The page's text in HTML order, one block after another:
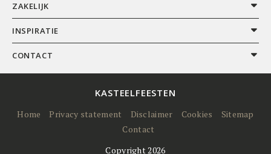
ZAKELIJK
INSPIRATIE
CONTACT
KASTEELFEESTEN
Home Privacy statement Disclaimer Cookies
Sitemap
Contact
Copyright 2026